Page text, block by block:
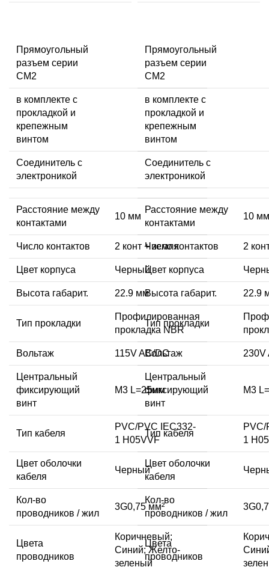
Прямоугольный
разъем серии
CM2
в комплекте с
прокладкой и
крепежным
винтом
Соединитель с
электроникой
Расстояние между
контактами
10 мм
Число контактов 2 конт + земля
Цвет корпуса Черный
Высота габарит. 22.9 мм
Тип прокладки
Профилированная
прокладка NBR
Вольтаж 115V AC/DC
Центральный
фиксирующий
винт
M3 L=25мм
Тип кабеля
PVC/PVC IEC332-
1 H05VVF
Цвет оболочки
кабеля
Черный
Кол-во
проводников / жил
3G0,75 мм²
Цвета
проводников
Коричневый;
Синий; Желто-
зеленый
Прямоугольный
разъем серии
CM2
в комплекте с
прокладкой и
крепежным
винтом
Соединитель с
электроникой
Расстояние между
контактами
10 мм
Число контактов 2
Цвет корпуса
Высота габарит. 22.9
Тип прокладки
Вольтаж 230V
Центральный
фиксирующий
винт
M3
Тип кабеля
PVC/
1
Цвет оболочки
кабеля
Кол-во
проводников / жил
Цвета
проводников